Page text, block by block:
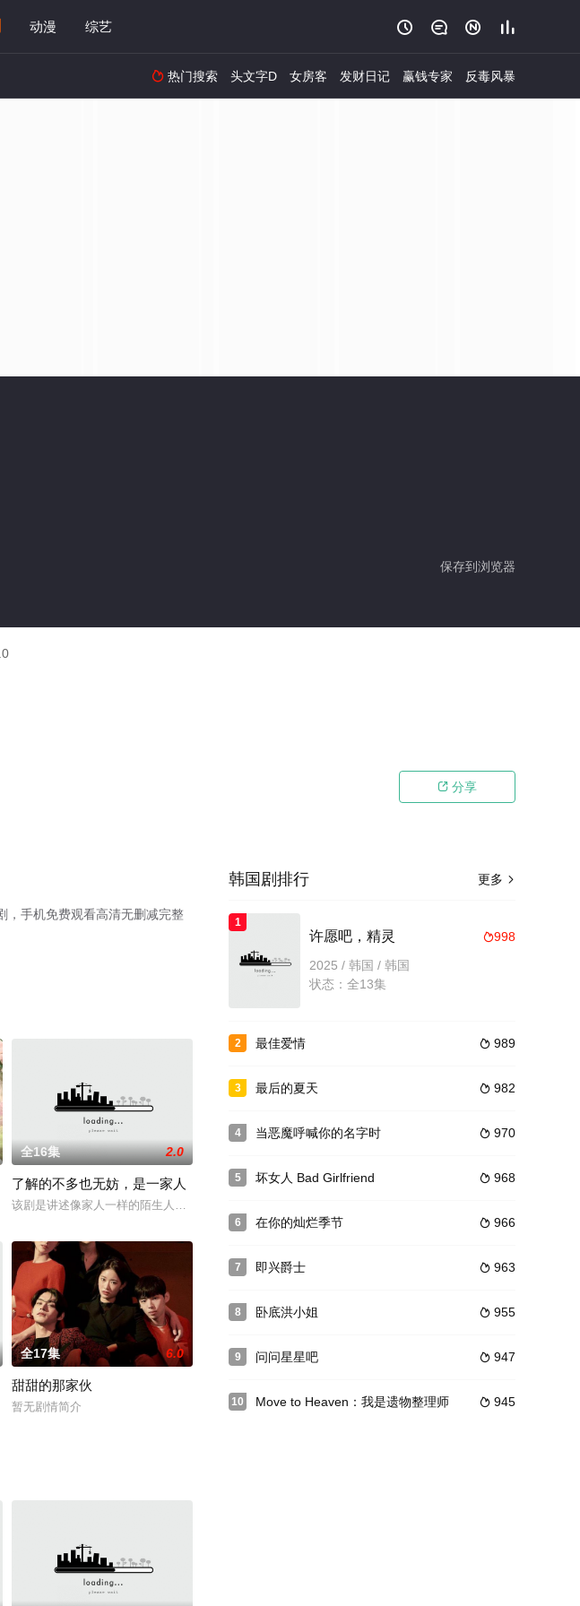
动漫 综艺    
 热门搜索 头文字D 女房客 发财日记 赢钱专家 反毒风暴
保存到浏览器
 分享
，手机免费观看高清无删减完整
允熙（林允儿 饰）。两个本无交集的人因为校园里美院前的那条长凳而邂逅，进而相知相恋。仁河意外捡到
的一个女人的爱情与成功案例。
全16集 2.0
了解的不多也无妨，是一家人
该剧是讲述像家人一样的陌生人以及像陌生人一样的家人的误解与理解的故事。随着年龄的增长，父母和子
，数年前她曾有过一个男友姜泰河（文晸赫 饰），波澜不惊长达五年的爱情长跑似乎耗尽了他们所有的激情
编剧，Flying Entertainment、Asendio制作，讲述了坚信完美生活的女人在人生被彻底夺走后发生的人生夺回复
全17集 6.0
甜甜的那家伙
暂无剧情简介
更多 
韩国剧排行
1
998
许愿吧，精灵
2025 / 韩国 / 韩国
状态：全13集
2  989
最佳爱情
3  982
最后的夏天
4  970
当恶魔呼喊你的名字时
5  968
坏女人 Bad Girlfriend
6  966
在你的灿烂季节
7  963
即兴爵士
8  955
卧底洪小姐
9  947
问问星星吧
10  945
Move to Heaven：我是遗物整理师